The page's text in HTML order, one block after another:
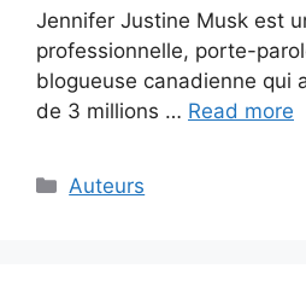
Jennifer Justine Musk est
professionnelle, porte-
blogueuse canadienne qui
de 3 millions … Read more
Categories
Auteurs